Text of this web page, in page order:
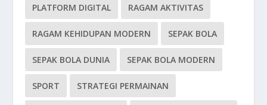
PLATFORM DIGITAL RAGAM AKTIVITAS
RAGAM KEHIDUPAN MODERN SEPAK BOLA
SEPAK BOLA DUNIA SEPAK BOLA MODERN
SPORT STRATEGI PERMAINAN